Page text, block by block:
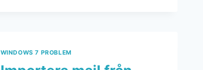
WINDOWS 7 PROBLEM